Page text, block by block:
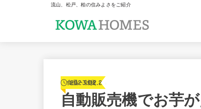
流山、松戸、柏の住みよさをご紹介
食品・雑貨
2023.02.24
自動販売機でお芋